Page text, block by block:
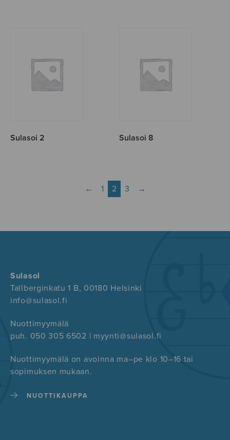
Sulasoi 2 Sulasoi 8
← 1 2 3 →
Sulasol
Tallberginkatu 1 B, 00180 Helsinki
info@sulasol.fi
Nuottimyymälä
puh. 050 305 6502 | myynti@sulasol.fi
Nuottimyymälä on avoinna ma–pe klo 10–16 tai
sopimuksen mukaan.
NUOTTIKAUPPA